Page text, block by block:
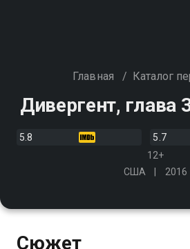
Главная / Каталог
Дивергент, глава
5.8
5.7
12+
США
2016
Сюжет